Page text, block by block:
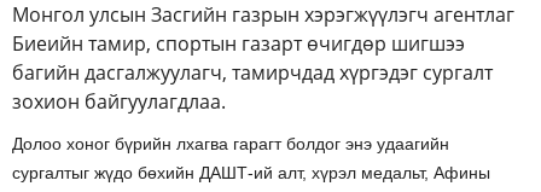
Монгол улсын Засгийн газрын хэрэгжүүлэгч агентлаг
Биеийн тамир, спортын газарт өчигдөр шигшээ
багийн дасгалжуулагч, тамирчдад хүргэдэг сургалт
зохион байгуулагдлаа.
Долоо хоног бүрийн лхагва гарагт болдог энэ удаагийн
сургалтыг жүдо бөхийн ДАШТ-ий алт, хүрэл медальт, Афины